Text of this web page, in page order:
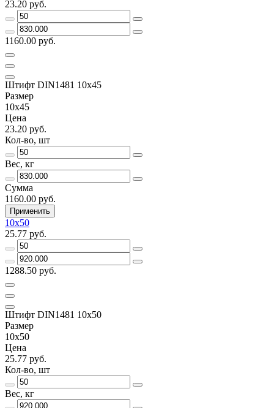
23.20 руб.
1160.00 руб.
Штифт DIN1481 10х45
Размер
10х45
Цена
23.20 руб.
Кол-во, шт
Вес, кг
Сумма
1160.00 руб.
Применить
10х50
25.77 руб.
1288.50 руб.
Штифт DIN1481 10х50
Размер
10х50
Цена
25.77 руб.
Кол-во, шт
Вес, кг